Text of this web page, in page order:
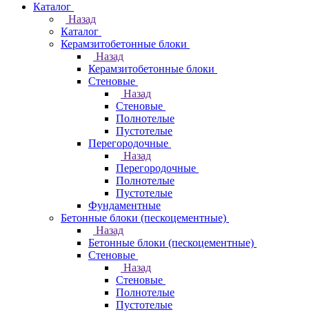
Каталог
Назад
Каталог
Керамзитобетонные блоки
Назад
Керамзитобетонные блоки
Стеновые
Назад
Стеновые
Полнотелые
Пустотелые
Перегородочные
Назад
Перегородочные
Полнотелые
Пустотелые
Фундаментные
Бетонные блоки (пескоцементные)
Назад
Бетонные блоки (пескоцементные)
Стеновые
Назад
Стеновые
Полнотелые
Пустотелые